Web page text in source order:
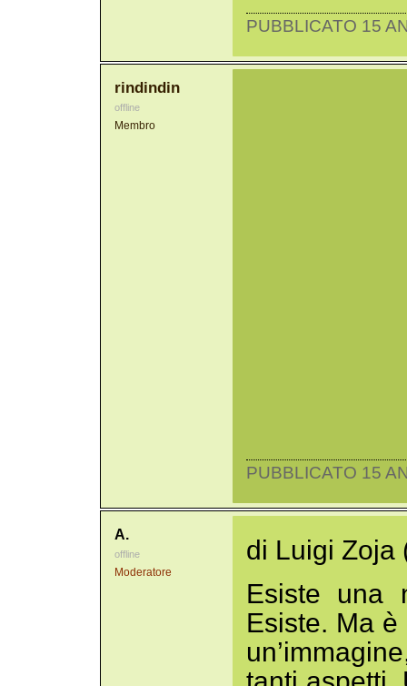
PUBBLICATO 15
rindindin
offline
Membro
PUBBLICATO 15
A.
offline
Moderatore
di Luigi Zoja
Esiste una
Esiste. Ma